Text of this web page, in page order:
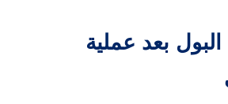
بعد عملية